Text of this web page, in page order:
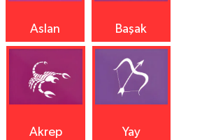
Aslan Başak
Akrep Yay